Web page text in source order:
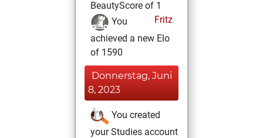
BeautyScore of 1
Fritz
You
achieved a new Elo
of 1590
Donnerstag, Juni
8, 2023
You created
your Studies account